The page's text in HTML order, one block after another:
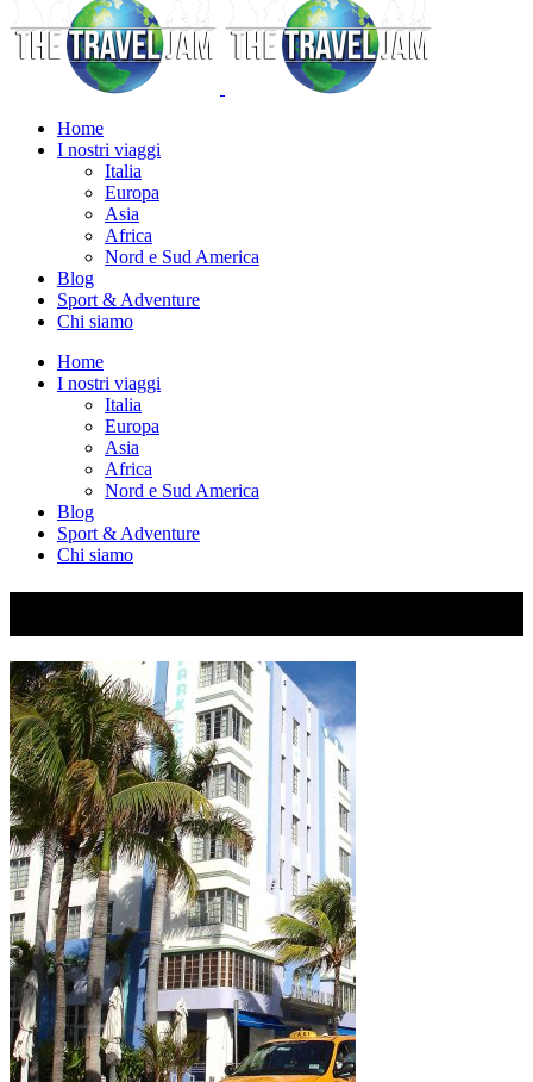
Home
I nostri viaggi
Italia
Europa
Asia
Africa
Nord e Sud America
Blog
Sport & Adventure
Chi siamo
Home
I nostri viaggi
Italia
Europa
Asia
Africa
Nord e Sud America
Blog
Sport & Adventure
Chi siamo